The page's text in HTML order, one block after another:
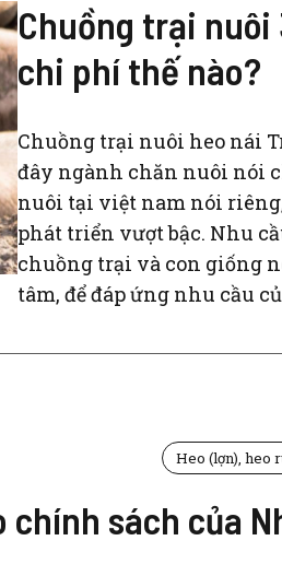
Chuồng trại nuôi
chi phí thế nào?
Chuồng trại nuôi heo nái
đây ngành chăn nuôi nói
nuôi tại việt nam nói
phát triển vượt bậc. Nhu
chuồng trại và con giống
tâm, để đáp ứng nhu cầu
Heo (lợn), heo
sách của